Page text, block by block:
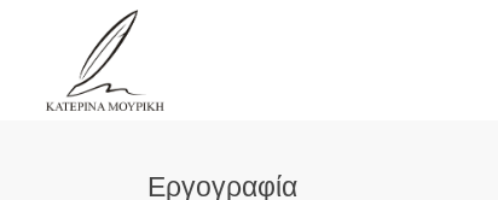
Εργογραφία